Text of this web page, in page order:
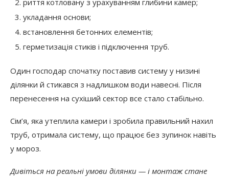
риття котловану з урахуванням глибини камер;
укладання основи;
встановлення бетонних елементів;
герметизація стиків і підключення труб.
Один господар спочатку поставив систему у низині
ділянки й стикався з надлишком води навесні. Після
перенесення на сухіший сектор все стало стабільно.
Сім’я, яка утеплила камери і зробила правильний нахил
труб, отримала систему, що працює без зупинок навіть
у мороз.
Дивіться на реальні умови ділянки — і монтаж стане